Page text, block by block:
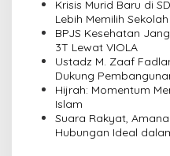
Krisis Murid Baru di
Lebih Memilih
BPJS Kesehatan
3T Lewat VIOLA
Ustadz M. Zaaf
Dukung
Pengajian Yayasan
Hijrah: Momentum
Islam
Suara Rakyat,
Hubungan Ideal